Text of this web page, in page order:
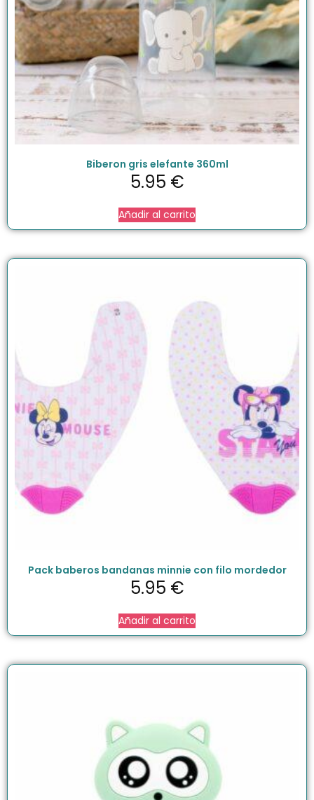
Biberon gris elefante 360ml
5.95 €
Añadir al carrito
Pack baberos bandanas minnie con filo mordedor
5.95 €
Añadir al carrito